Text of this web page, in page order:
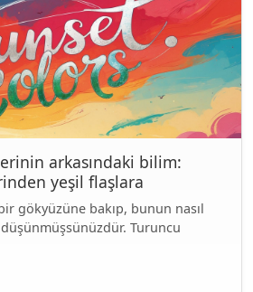
arkasındaki bilim:
yeşil flaşlara
gökyüzüne bakıp, bunun nasıl
Turuncu